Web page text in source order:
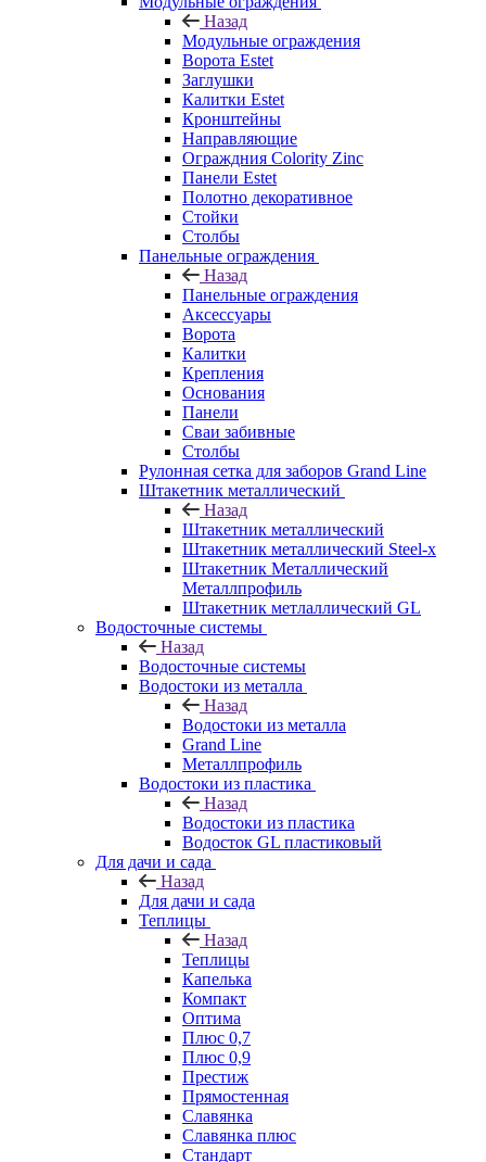
Назад
Модульные ограждения
Ворота Estet
Заглушки
Калитки Estet
Кронштейны
Направляющие
Ограждния Colority Zinc
Панели Estet
Полотно декоративное
Стойки
Столбы
Панельные ограждения
Назад
Панельные ограждения
Аксессуары
Ворота
Калитки
Крепления
Основания
Панели
Сваи забивные
Столбы
Рулонная сетка для заборов Grand Line
Штакетник металлический
Назад
Штакетник металлический
Штакетник металлический Steel-x
Штакетник Металлический
Металлпрофиль
Штакетник метлаллический GL
Водосточные системы
Назад
Водосточные системы
Водостоки из металла
Назад
Водостоки из металла
Grand Line
Металлпрофиль
Водостоки из пластика
Назад
Водостоки из пластика
Водосток GL пластиковый
Для дачи и сада
Назад
Для дачи и сада
Теплицы
Назад
Теплицы
Капелька
Компакт
Оптима
Плюс 0,7
Плюс 0,9
Престиж
Прямостенная
Славянка
Славянка плюс
Стандарт